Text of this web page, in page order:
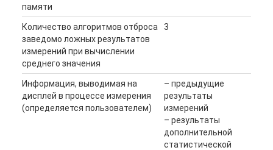
памяти
Количество алгоритмов отброса
заведомо ложных результатов
измерений при вычислении
среднего значения
3
Информация, выводимая на
дисплей в процессе измерения
(определяется пользователем)
– предыдущие
результаты
измерений
– результаты
дополнительной
статистической